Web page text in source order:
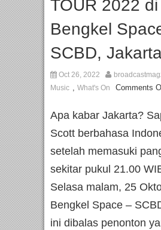
TOUR 2022 di
Bengkel
SCBD,
Oct 26, 2022
Music , What's On Comments
Apa kabar Jakarta?
Scott berbahasa
setelah memasuki
sekitar pukul 21.00
Selasa malam, 25
Bengkel Space –
ini dibalas penonton